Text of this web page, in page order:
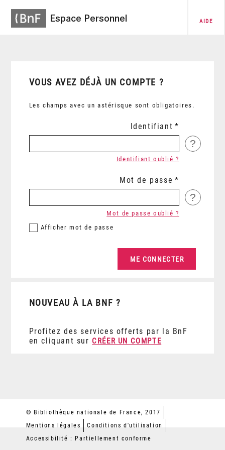
Espace Personnel AIDE
VOUS AVEZ DÉJÀ UN COMPTE ?
Les champs avec un astérisque sont obligatoires.
Identifiant
?
Identifiant oublié ?
Mot de passe
?
Afficher mot de passe
Mot de passe oublié ?
NOUVEAU À LA BNF ?
Profitez des services offerts par la BnF
en cliquant sur CRÉER UN COMPTE
© Bibliothèque nationale de France, 2017
Mentions légales
Conditions d'utilisation
Accessibilité : Partiellement conforme